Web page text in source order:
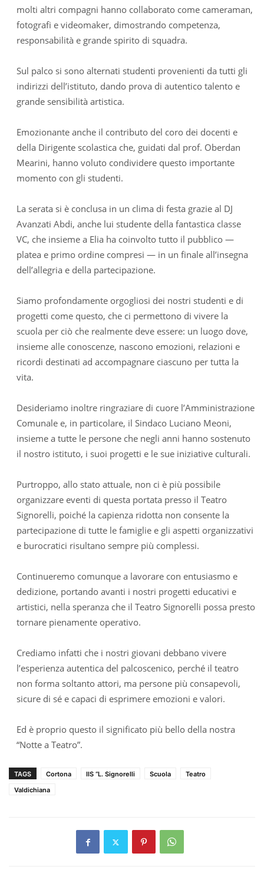
molti altri compagni hanno collaborato come cameraman,
fotografi e videomaker, dimostrando competenza,
responsabilità e grande spirito di squadra.
Sul palco si sono alternati studenti provenienti da tutti gli
indirizzi dell’istituto, dando prova di autentico talento e
grande sensibilità artistica.
Emozionante anche il contributo del coro dei docenti e
della Dirigente scolastica che, guidati dal prof. Oberdan
Mearini, hanno voluto condividere questo importante
momento con gli studenti.
La serata si è conclusa in un clima di festa grazie al DJ
Avanzati Abdi, anche lui studente della fantastica classe
VC, che insieme a Elia ha coinvolto tutto il pubblico —
platea e primo ordine compresi — in un finale all’insegna
dell’allegria e della partecipazione.
Siamo profondamente orgogliosi dei nostri studenti e di
progetti come questo, che ci permettono di vivere la
scuola per ciò che realmente deve essere: un luogo dove,
insieme alle conoscenze, nascono emozioni, relazioni e
ricordi destinati ad accompagnare ciascuno per tutta la
vita.
Desideriamo inoltre ringraziare di cuore l’Amministrazione
Comunale e, in particolare, il Sindaco Luciano Meoni,
insieme a tutte le persone che negli anni hanno sostenuto
il nostro istituto, i suoi progetti e le sue iniziative culturali.
Purtroppo, allo stato attuale, non ci è più possibile
organizzare eventi di questa portata presso il Teatro
Signorelli, poiché la capienza ridotta non consente la
partecipazione di tutte le famiglie e gli aspetti organizzativi
e burocratici risultano sempre più complessi.
Continueremo comunque a lavorare con entusiasmo e
dedizione, portando avanti i nostri progetti educativi e
artistici, nella speranza che il Teatro Signorelli possa presto
tornare pienamente operativo.
Crediamo infatti che i nostri giovani debbano vivere
l’esperienza autentica del palcoscenico, perché il teatro
non forma soltanto attori, ma persone più consapevoli,
sicure di sé e capaci di esprimere emozioni e valori.
Ed è proprio questo il significato più bello della nostra
“Notte a Teatro”.
TAGS Cortona IIS “L. Signorelli Scuola
Teatro
Valdichiana